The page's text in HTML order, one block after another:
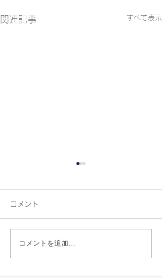
関連記事 すべて表示
『あの日、君は何をし
コメント
コメントを追加…